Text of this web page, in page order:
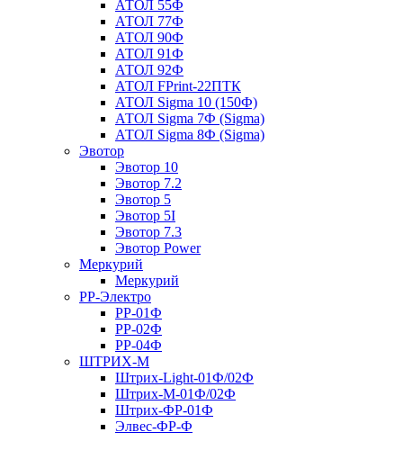
АТОЛ 55Ф
АТОЛ 77Ф
АТОЛ 90Ф
АТОЛ 91Ф
АТОЛ 92Ф
АТОЛ FPrint-22ПТК
АТОЛ Sigma 10 (150Ф)
АТОЛ Sigma 7Ф (Sigma)
АТОЛ Sigma 8Ф (Sigma)
Эвотор
Эвотор 10
Эвотор 7.2
Эвотор 5
Эвотор 5I
Эвотор 7.3
Эвотор Power
Меркурий
Меркурий
РР-Электро
РР-01Ф
РР-02Ф
РР-04Ф
ШТРИХ-М
Штрих-Light-01Ф/02Ф
Штрих-М-01Ф/02Ф
Штрих-ФР-01Ф
Элвес-ФР-Ф